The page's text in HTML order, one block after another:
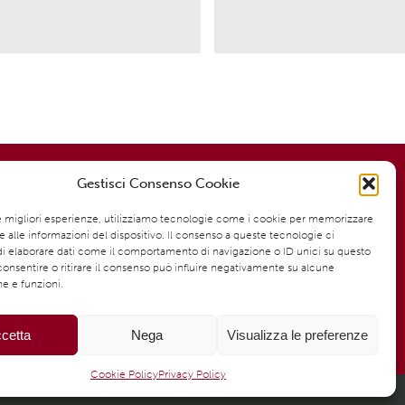
Gestisci Consenso Cookie
migliori esperienze, utilizziamo tecnologie come i cookie per memorizzare
alle informazioni del dispositivo. Il consenso a queste tecnologie ci
elaborare dati come il comportamento di navigazione o ID unici su questo
o ritirare il consenso può influire negativamente su alcune
e funzioni.
Nega Visualizza le preferenze
Cookie PolicyPrivacy Policy
Modalità di pagamento:
Pagamento sicuro e garantito
Spedizioni rapide ed efficienti